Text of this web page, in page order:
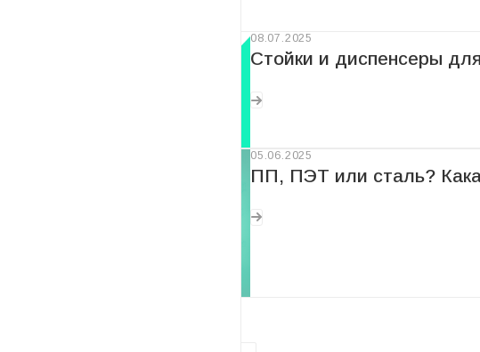
08.07.2025
Стойки и диспенсеры
05.06.2025
ПП, ПЭТ или сталь?